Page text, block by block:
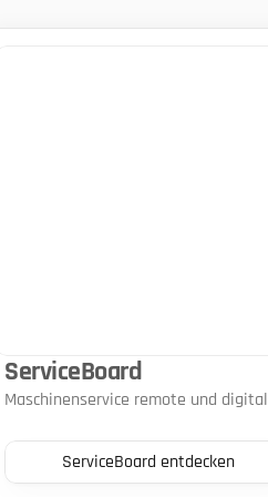
ServiceBoard
Maschinenservice remote und digital
ServiceBoard entdecken